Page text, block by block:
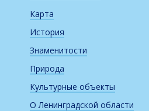
Карта
История
Знаменитости
Природа
Культурные объекты
О Ленинградской области